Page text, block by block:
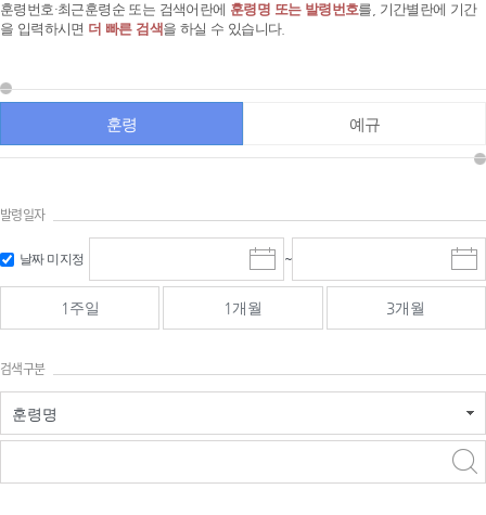
훈령번호·최근훈령순 또는 검색어란에 훈령명 또는 발령번호를, 기간별란에 기간
을 입력하시면 더 빠른 검색 을 하실 수 있습니다.
훈령 예규
발령일자
날짜 미지정
시
작
일
선
~
마
감
선
1주일 1개월 3개월
검색구분
훈령명